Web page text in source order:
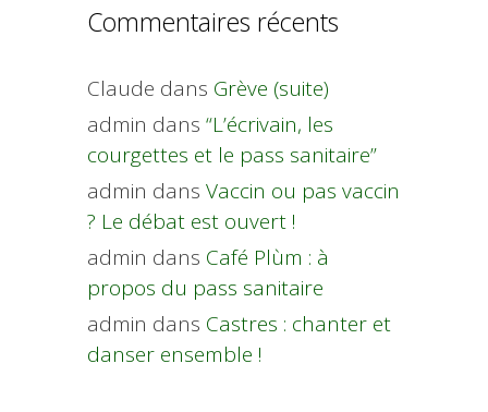
Commentaires récents
Claude dans Grève (suite)
admin dans “L’écrivain, les
courgettes et le pass sanitaire”
admin dans Vaccin ou pas vaccin
? Le débat est ouvert !
admin dans Café Plùm : à
propos du pass sanitaire
admin dans Castres : chanter et
danser ensemble !